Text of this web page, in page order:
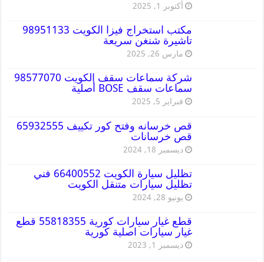
أكتوبر 1, 2025
مكتب استخراج فيزا الكويت 98951133
تاشيرة شنغن سريعة
مارس 26, 2025
شركة سماعات سقف الكويت 98577070
سماعات سقف BOSE أصلية
فبراير 5, 2025
قص خرسانه وفتح كور تكييف 65932555
قص خرسانات
ديسمبر 18, 2024
تظليل سيارة الكويت 66400552 فني
تظليل سيارات متنقل الكويت
يونيو 28, 2024
قطع غيار سيارات كورية 55818355 قطع
غيار سيارات اصلية كورية
ديسمبر 1, 2023